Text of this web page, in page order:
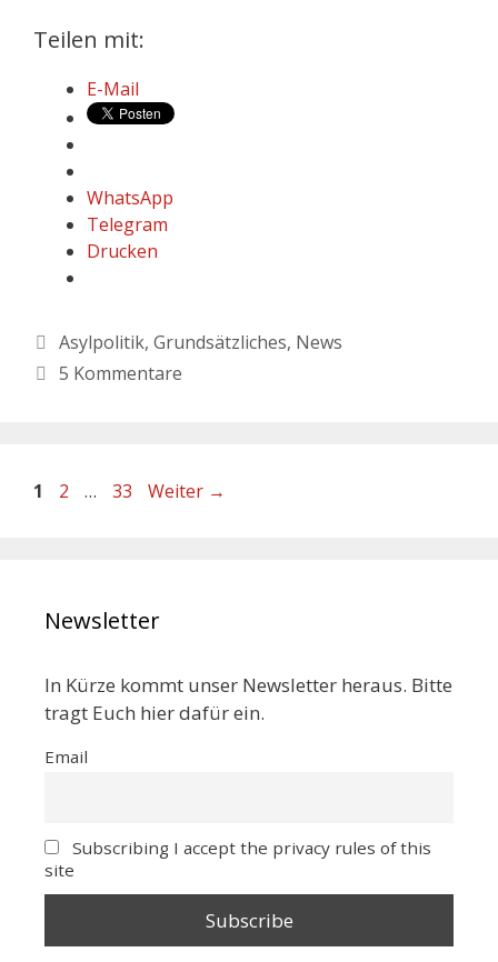
Teilen mit:
E-Mail
WhatsApp
Telegram
Drucken
Asylpolitik, Grundsätzliches, News
5 Kommentare
1 2 … 33 Weiter →
Newsletter
In Kürze kommt unser Newsletter heraus. Bitte
tragt Euch hier dafür ein.
Email
Subscribing I accept the privacy rules of this
site